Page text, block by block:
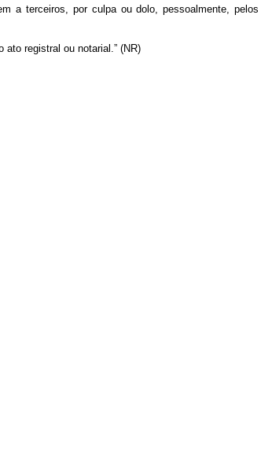
a terceiros, por culpa ou dolo, pessoalmente,
registral ou notarial.” (NR)